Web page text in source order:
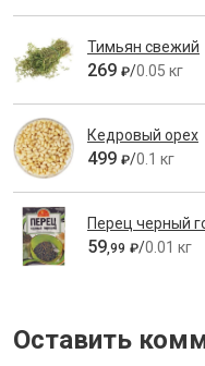
Тимьян свежий
269 ₽/0.05 кг
Кедровый орех
499 ₽/0.1 кг
Перец черный
59,99 ₽/0.01 кг
Оставить